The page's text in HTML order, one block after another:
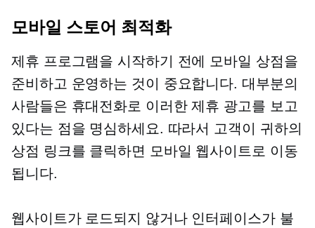
모바일 스토어 최적화
제휴 프로그램을 시작하기 전에 모바일 상점을
준비하고 운영하는 것이 중요합니다. 대부분의
사람들은 휴대전화로 이러한 제휴 광고를 보고
있다는 점을 명심하세요. 따라서 고객이 귀하의
상점 링크를 클릭하면 모바일 웹사이트로 이동
됩니다.
웹사이트가 로드되지 않거나 인터페이스가 불